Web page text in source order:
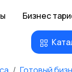
Бизнес